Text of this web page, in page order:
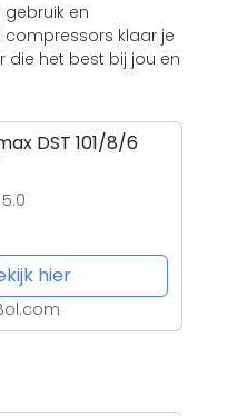
gebruik en
klaar je
die het best bij jou en
DST 101/8/6
5.0
hier